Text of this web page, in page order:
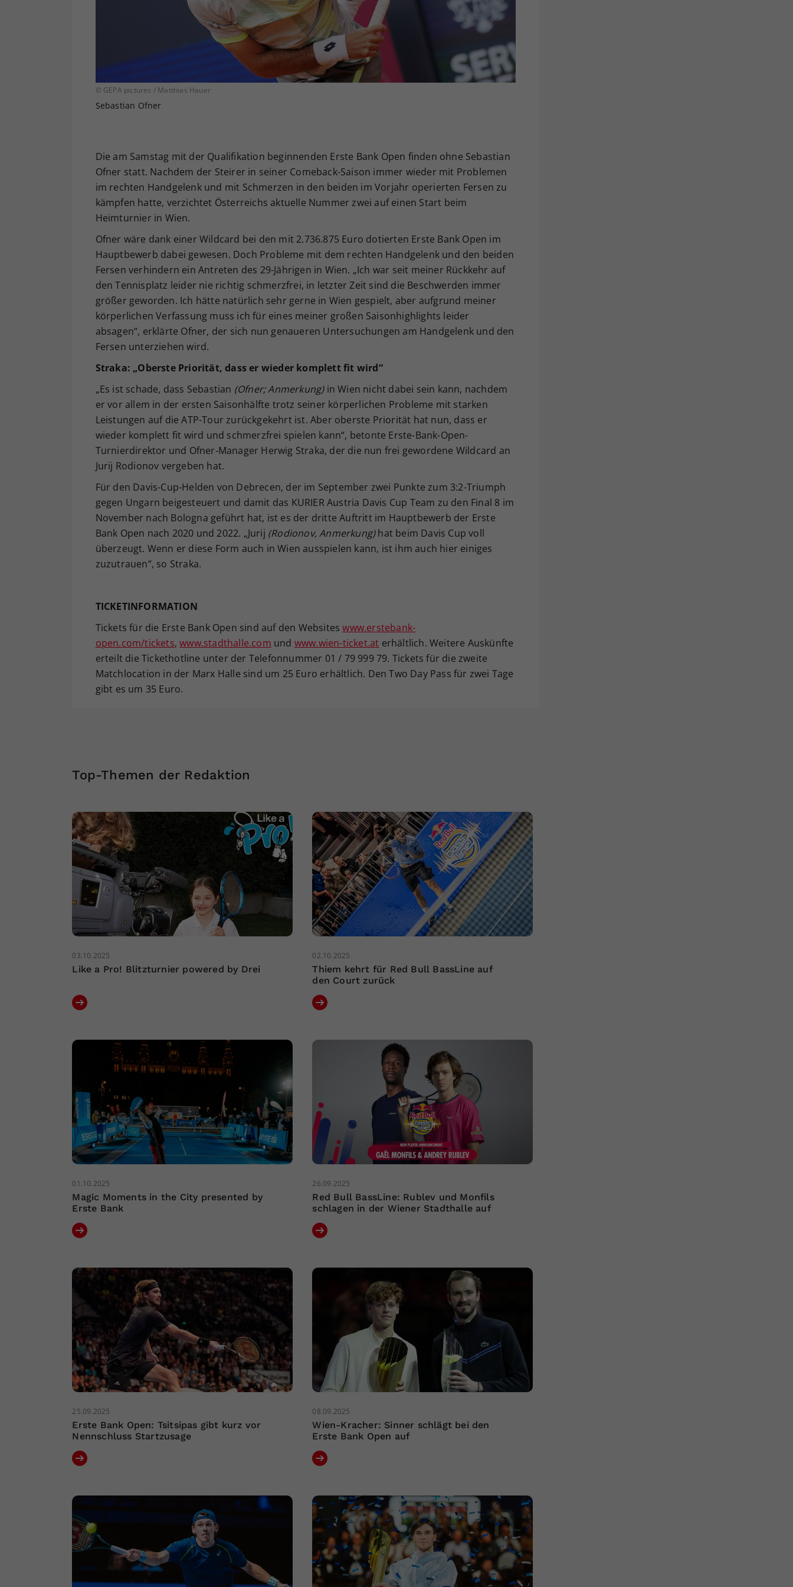
© GEPA pictures / Matthias Hauer
Sebastian Ofner
Die am Samstag mit der Qualifikation beginnenden Erste Bank Open finden ohne Sebastian
Ofner statt. Nachdem der Steirer in seiner Comeback-Saison immer wieder mit Problemen
im rechten Handgelenk und mit Schmerzen in den beiden im Vorjahr operierten Fersen zu
kämpfen hatte, verzichtet Österreichs aktuelle Nummer zwei auf einen Start beim
Heimturnier in Wien.
Ofner wäre dank einer Wildcard bei den mit 2.736.875 Euro dotierten Erste Bank Open im
Hauptbewerb dabei gewesen. Doch Probleme mit dem rechten Handgelenk und den beiden
Fersen verhindern ein Antreten des 29-Jährigen in Wien. „Ich war seit meiner Rückkehr auf
den Tennisplatz leider nie richtig schmerzfrei, in letzter Zeit sind die Beschwerden immer
größer geworden. Ich hätte natürlich sehr gerne in Wien gespielt, aber aufgrund meiner
körperlichen Verfassung muss ich für eines meiner großen Saisonhighlights leider
absagen“, erklärte Ofner, der sich nun genaueren Untersuchungen am Handgelenk und den
Fersen unterziehen wird.
Straka: „Oberste Priorität, dass er wieder komplett fit wird“
„Es ist schade, dass Sebastian (Ofner; Anmerkung)in Wien nicht dabei sein kann, nachdem
er vor allem in der ersten Saisonhälfte trotz seiner körperlichen Probleme mit starken
Leistungen auf die ATP-Tour zurückgekehrt ist. Aber oberste Priorität hat nun, dass er
wieder komplett fit wird und schmerzfrei spielen kann“, betonte Erste-Bank-Open-
Turnierdirektor und Ofner-Manager Herwig Straka, der die nun frei gewordene Wildcard an
Jurij Rodionov vergeben hat.
Für den Davis-Cup-Helden von Debrecen, der im September zwei Punkte zum 3:2-Triumph
gegen Ungarn beigesteuert und damit das KURIER Austria Davis Cup Team zu den Final 8 im
November nach Bologna geführt hat, ist es der dritte Auftritt im Hauptbewerb der Erste
Bank Open nach 2020 und 2022. „Jurij (Rodionov, Anmerkung)hat beim Davis Cup voll
überzeugt. Wenn er diese Form auch in Wien ausspielen kann, ist ihm auch hier einiges
zuzutrauen“, so Straka.
TICKETINFORMATION
Tickets für die Erste Bank Open sind auf den Websiteswww.erstebank-
open.com/tickets,www.stadthalle.com und www.wien-ticket.at erhältlich. Weitere Auskünfte
erteilt die Tickethotline unter der Telefonnummer 01 / 79 999 79. Tickets für die zweite
Matchlocation in der Marx Halle sind um 25 Euro erhältlich. Den Two Day Pass für zwei Tage
gibt es um 35 Euro.
Top-Themen der Redaktion
03.10.2025
Like a Pro! Blitzturnier powered by Drei
02.10.2025
Thiem kehrt für Red Bull BassLine auf
den Court zurück
01.10.2025
Magic Moments in the City presented by
Erste Bank
26.09.2025
Red Bull BassLine: Rublev und Monfils
schlagen in der Wiener Stadthalle auf
25.09.2025
Erste Bank Open: Tsitsipas gibt kurz vor
Nennschluss Startzusage
08.09.2025
Wien-Kracher: Sinner schlägt bei den
Erste Bank Open auf
Ihrer vorgenommen Einstellungen, falls der
Webseiten-Betreiber dies eingestellt hat.